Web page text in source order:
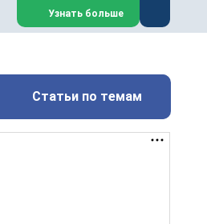
Закрыть
Узнать больше
Статьи по темам